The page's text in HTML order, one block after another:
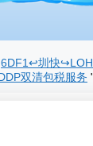
6DF1↩圳快
双清包税服务